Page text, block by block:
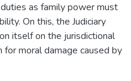
as family power must
On this, the Judiciary
itself on the jurisdictional
moral damage caused by